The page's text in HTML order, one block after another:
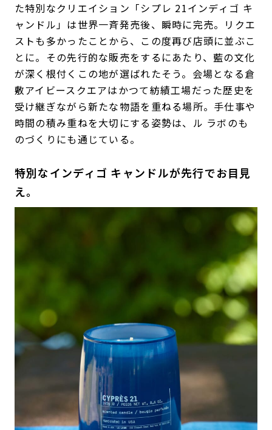
た特別なクリエイション「シプレ 21インディゴ キ
ャンドル」は世界一斉発売後、瞬時に完売。リクエ
ストも多かったことから、この度再び店頭に並ぶこ
とに。その先行的な販売をするにあたり、藍の文化
が深く根付くこの地が選ばれたそう。会場となる倉
敷アイビースクエアはかつて紡績工場だった歴史を
受け継ぎながら新たな物語を重ねる場所。手仕事や
時間の積み重ねを大切にする姿勢は、ル ラボのも
のづくりにも通じている。
特別なインディゴ キャンドルが先行でお目見
え。